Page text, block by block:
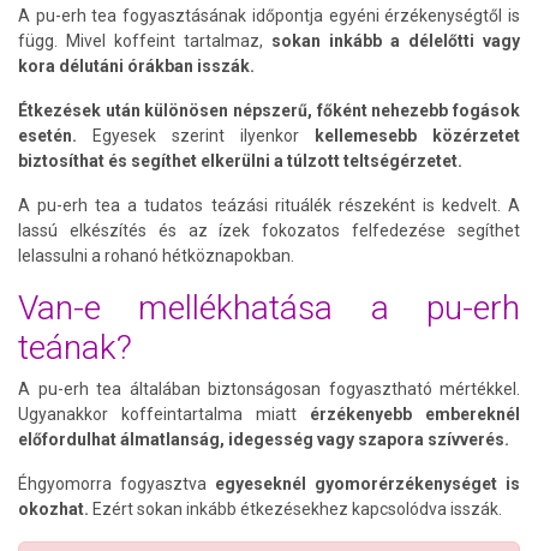
A pu-erh tea fogyasztásának időpontja egyéni érzékenységtől is
függ. Mivel koffeint tartalmaz, sokan inkább a délelőtti vagy
kora délutáni órákban isszák.
Étkezések után különösen népszerű, főként nehezebb fogások
esetén. Egyesek szerint ilyenkor
kellemesebb közérzetet
biztosíthat és segíthet elkerülni a túlzott teltségérzetet.
A pu-erh tea a tudatos teázási rituálék részeként is kedvelt. A
lassú elkészítés és az ízek fokozatos felfedezése segíthet
lelassulni a rohanó hétköznapokban.
Van-e mellékhatása a pu-erh
teának?
A pu-erh tea általában biztonságosan fogyasztható mértékkel.
Ugyanakkor koffeintartalma miatt érzékenyebb embereknél
előfordulhat álmatlanság, idegesség vagy szapora szívverés.
Éhgyomorra fogyasztva egyeseknél gyomorérzékenységet is
okozhat. Ezért sokan inkább étkezésekhez kapcsolódva isszák.